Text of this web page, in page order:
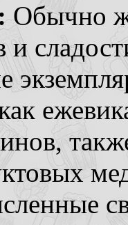
Обычно
и